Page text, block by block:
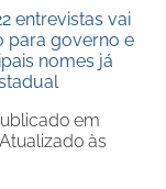
entrevistas vai
para governo e
nomes já
em
às